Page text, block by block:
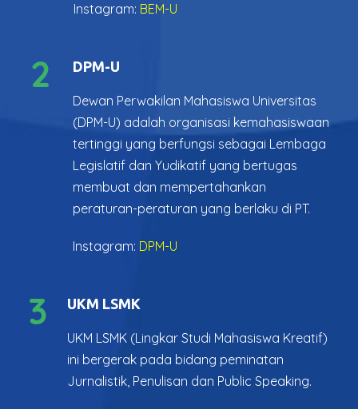
Instagram: BEM-U
2 DPM-U
Dewan Perwakilan Mahasiswa Universitas
(DPM-U) adalah organisasi kemahasiswaan
tertinggi yang berfungsi sebagai Lembaga
Legislatif dan Yudikatif yang bertugas
membuat dan mempertahankan
peraturan-peraturan yang berlaku di PT.
Instagram: DPM-U
3 UKM LSMK
UKM LSMK (Lingkar Studi Mahasiswa Kreatif)
ini bergerak pada bidang peminatan
Jurnalistik, Penulisan dan Public Speaking.